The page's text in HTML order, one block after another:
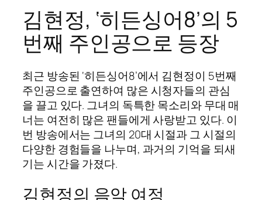
김현정, ‘히든싱어8’의 5
번째 주인공으로 등장
최근 방송된 ‘히든싱어8’에서 김현정이 5번째
주인공으로 출연하여 많은 시청자들의 관심
을 끌고 있다. 그녀의 독특한 목소리와 무대 매
너는 여전히 많은 팬들에게 사랑받고 있다. 이
번 방송에서는 그녀의 20대 시절과 그 시절의
다양한 경험들을 나누며, 과거의 기억을 되새
기는 시간을 가졌다.
김현정의 음악 여정